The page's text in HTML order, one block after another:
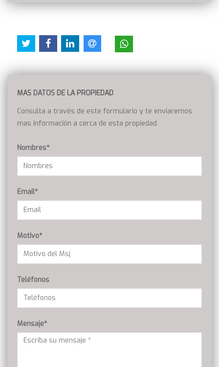
MAS DATOS DE LA PROPIEDAD
Consulta a través de este formulario y te enviaremos
mas información a cerca de esta propiedad
Nombres*
Email*
Motivo*
Teléfonos
Mensaje*